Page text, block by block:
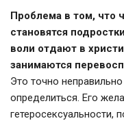
Проблема в том, что
становятся
воли отдают в
занимаются
Это точно
определиться. Его
гетеросексуальности,